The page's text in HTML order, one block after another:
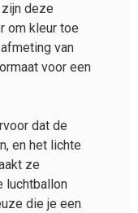
deze
om kleur toe
van
voor een
dat de
en het lichte
ze
luchtballon
die je een